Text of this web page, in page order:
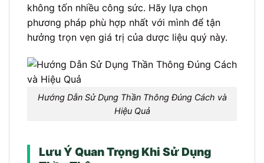
không tốn nhiều công sức. Hãy lựa chọn
phương pháp phù hợp nhất với mình để tận
hưởng trọn vẹn giá trị của dược liệu quý này.
Hướng Dẫn Sử Dụng Thần Thông Đúng Cách và
Hiệu Quả
Lưu Ý Quan Trọng Khi Sử Dụng